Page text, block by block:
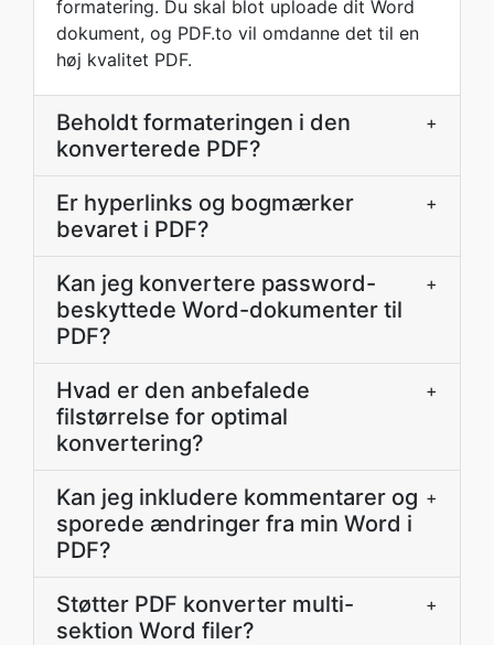
formatering. Du skal blot uploade dit Word
dokument, og PDF.to vil omdanne det til en
høj kvalitet PDF.
Beholdt formateringen i den
konverterede PDF?
+
Er hyperlinks og bogmærker
bevaret i PDF?
+
Kan jeg konvertere password-
beskyttede Word-dokumenter til
PDF?
+
Hvad er den anbefalede
filstørrelse for optimal
konvertering?
+
Kan jeg inkludere kommentarer og
sporede ændringer fra min Word i
PDF?
+
Støtter PDF konverter multi-
sektion Word filer?
+